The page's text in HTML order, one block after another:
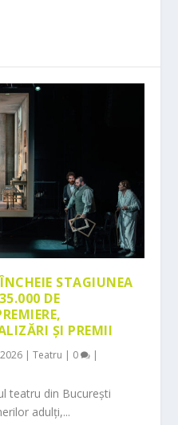
STAGIUNEA
DE
ȘI PREMII
|Teatru | 0 |
teatru din București
adulți,...